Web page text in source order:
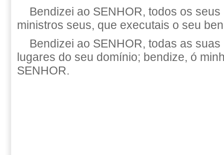
Bendizei ao SENHOR, todos os
ministros seus, que executais o seu
Bendizei ao SENHOR, todas as
lugares do seu domínio; bendize, ó
SENHOR.